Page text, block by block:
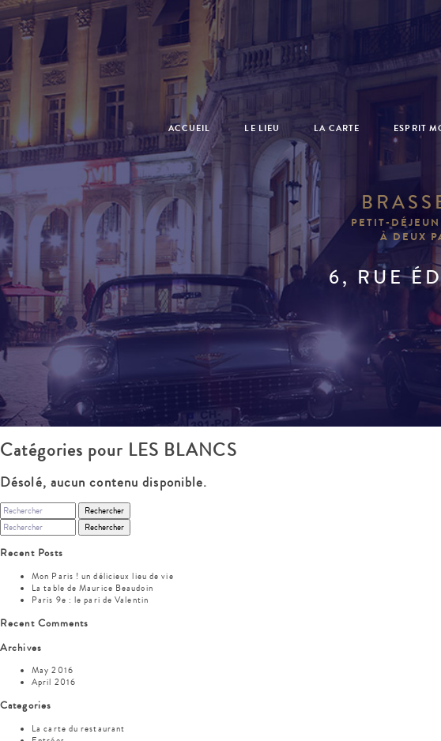
ACCUEIL LE LIEU LA CARTE ESPRIT
PETIT-
À DEUX
6, RUE
Catégories pour LES BLANCS
Désolé, aucun contenu disponible.
Rechercher
Rechercher
Recent Posts
Mon Paris ! un délicieux lieu de vie
La table de Maurice Beaudoin
Paris 9e : le pari de Valentin
Recent Comments
Archives
May 2016
April 2016
Categories
La carte du restaurant